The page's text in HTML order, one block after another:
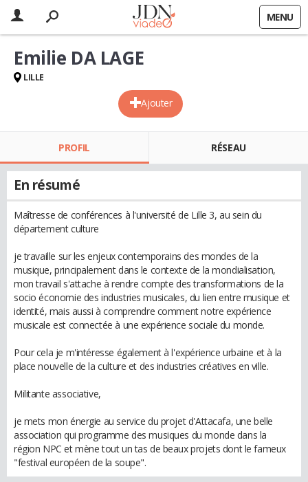
MENU
Ajouter
Emilie DA LAGE
LILLE
PROFIL RÉSEAU
En résumé
Maîtresse de conférences à l'université de Lille 3, au sein du
département culture
je travaille sur les enjeux contemporains des mondes de la
musique, principalement dans le contexte de la mondialisation,
mon travail s'attache à rendre compte des transformations de la
socio économie des industries musicales, du lien entre musique et
identité, mais aussi à comprendre comment notre expérience
musicale est connectée à une expérience sociale du monde.
Pour cela je m'intéresse également à l'expérience urbaine et à la
place nouvelle de la culture et des industries créatives en ville.
Militante associative,
je mets mon énergie au service du projet d'Attacafa, une belle
association qui programme des musiques du monde dans la
région NPC et mène tout un tas de beaux projets dont le fameux
"festival européen de la soupe".